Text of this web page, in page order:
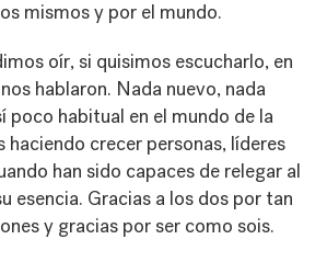
mismos y por el mundo.
oír, si quisimos escucharlo, en
hablaron. Nada nuevo, nada
poco habitual en el mundo de la
haciendo crecer personas, líderes
han sido capaces de relegar al
esencia. Gracias a los dos por tan
y gracias por ser como sois.